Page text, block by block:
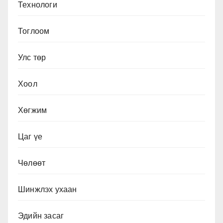
Технологи
Тоглоом
Улс төр
Хоол
Хөгжим
Цаг үе
Чөлөөт
Шинжлэх ухаан
Эдийн засаг